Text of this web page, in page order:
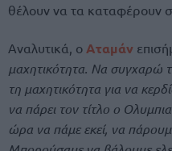
θέλουν να τα καταφέρουν
Αναλυτικά, ο Αταμάν
μαχητικότητα. Να συγχαρώ
τη μαχητικότητα για να
να πάρει τον τίτλο ο
ώρα να πάμε εκεί, να